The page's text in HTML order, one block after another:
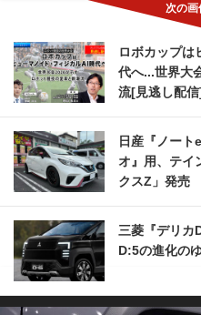
ロボカップは
代へ...世界大
流[見逃し配
日産『ノート
オ』用、テイ
クスZ」発売
三菱『デリカ
D:5の進化の